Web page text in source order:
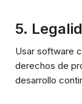
5.
Usar software
derechos de
desarrollo